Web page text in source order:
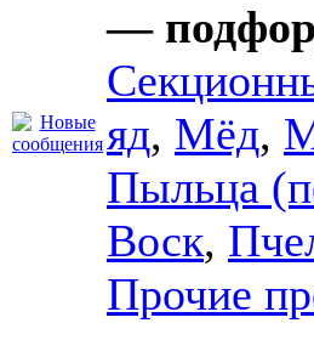
—
яд, Мёд,
Пыльца
Воск,
Прочие